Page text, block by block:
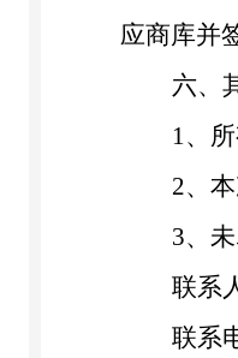
应商库并
六、
1、
2、
3、
联系
联系